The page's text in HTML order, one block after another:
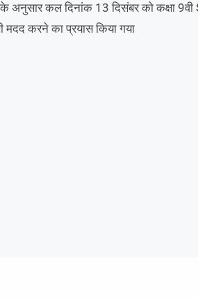
के अनुसार कल दिनांक 13 दिसंबर को कक्षा
मदद करने का प्रयास किया गया